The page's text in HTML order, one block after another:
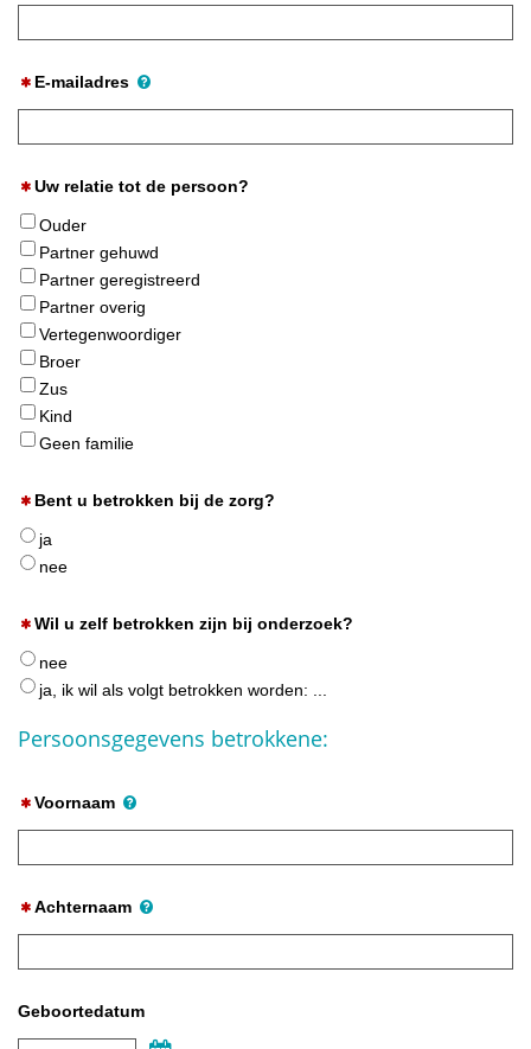
E-mailadres
Uw relatie tot de persoon?
Ouder
Partner gehuwd
Partner geregistreerd
Partner overig
Vertegenwoordiger
Broer
Zus
Kind
Geen familie
Bent u betrokken bij de zorg?
ja
nee
Wil u zelf betrokken zijn bij onderzoek?
nee
ja, ik wil als volgt betrokken worden: ...
Persoonsgegevens betrokkene:
Voornaam
Achternaam
Geboortedatum